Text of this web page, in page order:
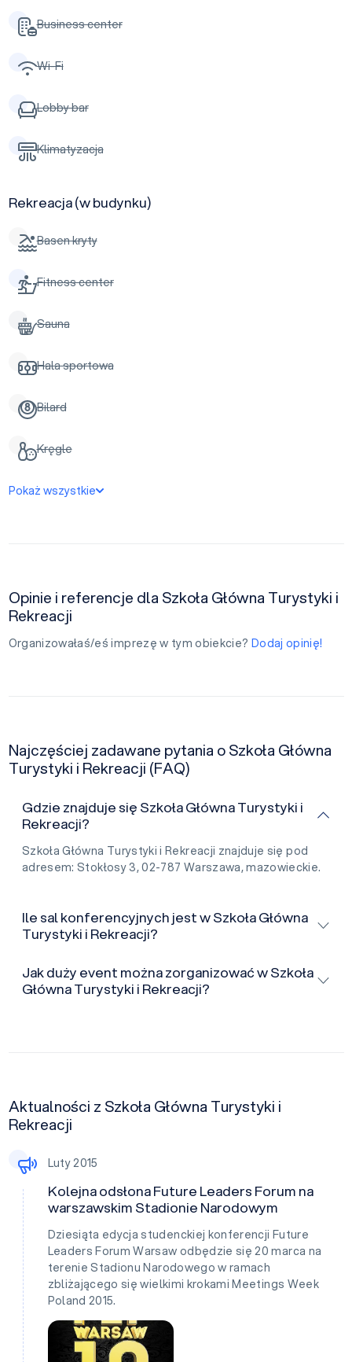
Business center
Wi-Fi
Lobby bar
Klimatyzacja
Rekreacja (w budynku)
Basen kryty
Fitness center
Sauna
Hala sportowa
Bilard
Kręgle
Pokaż wszystkie
Opinie i referencje dla Szkoła Główna Turystyki i
Rekreacji
Organizowałaś/eś imprezę w tym obiekcie? Dodaj opinię!
Najczęściej zadawane pytania o Szkoła Główna
Turystyki i Rekreacji (FAQ)
Gdzie znajduje się Szkoła Główna Turystyki i
Rekreacji?
Szkoła Główna Turystyki i Rekreacji znajduje się pod
adresem: Stokłosy 3, 02-787 Warszawa, mazowieckie.
Ile sal konferencyjnych jest w Szkoła Główna
Turystyki i Rekreacji?
Jak duży event można zorganizować w Szkoła
Główna Turystyki i Rekreacji?
Aktualności z Szkoła Główna Turystyki i
Rekreacji
Luty 2015
Kolejna odsłona Future Leaders Forum na
warszawskim Stadionie Narodowym
Dziesiąta edycja studenckiej konferencji Future
Leaders Forum Warsaw odbędzie się 20 marca na
terenie Stadionu Narodowego w ramach
zbliżającego się wielkimi krokami Meetings Week
Poland 2015.